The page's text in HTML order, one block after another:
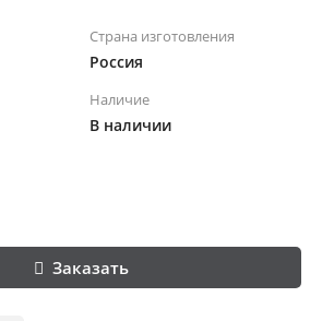
Страна изготовления
Россия
Наличие
В наличии
Заказать